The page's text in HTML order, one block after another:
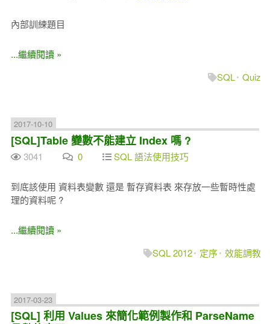
內部訓練題目
...繼續閱讀 »
SQL Quiz
2017-10-10
[SQL]Table 變數不能建立 Index 嗎 ?
3041 0 SQL 語法使用技巧
到底該使用 資料表變數 還是 暫存資料表 來存放一些暫時性處
理的資料呢 ?
...繼續閱讀 »
SQL 2012
定序 效能調教
2017-03-23
[SQL] 利用 Values 來簡化範例製作和 ParseName